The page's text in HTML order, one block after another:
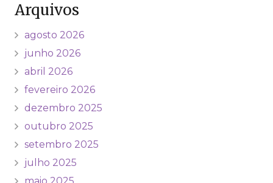
Arquivos
agosto 2026
junho 2026
abril 2026
fevereiro 2026
dezembro 2025
outubro 2025
setembro 2025
julho 2025